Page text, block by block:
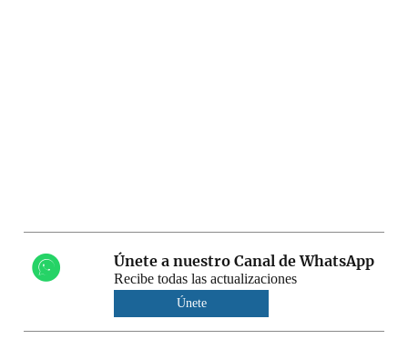
Únete a nuestro Canal de WhatsApp
Recibe todas las actualizaciones
Únete